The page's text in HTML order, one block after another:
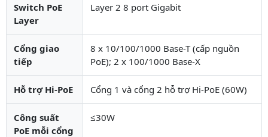
Switch PoE
Layer
Layer 2 8 port Gigabit
Cổng giao
tiếp
8 x 10/100/1000 Base-T (cấp nguồn
PoE); 2 x 100/1000 Base-X
Hỗ trợ Hi-PoE Cổng 1 và cổng 2 hỗ trợ Hi-PoE (60W)
Công suất
PoE mỗi cổng
≤30W